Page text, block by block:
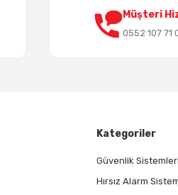
Müşteri
0552 107 71
Kategoriler
Güvenlik Sistemleri
Hırsız Alarm